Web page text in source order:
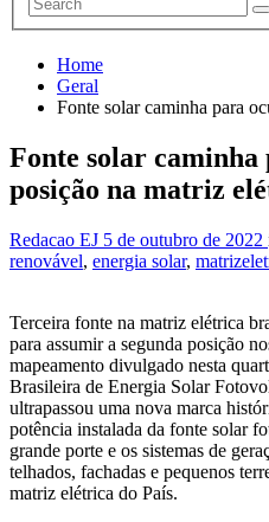
Home
Geral
Fonte solar caminha para
Fonte solar caminha
posição na matriz
Redacao EJ 5 de outubro de 2022
renovável, energia solar,
Terceira fonte na matriz elétrica
para assumir a segunda posição
mapeamento divulgado nesta
Brasileira de Energia Solar
ultrapassou uma nova marca
potência instalada da fonte solar
grande porte e os sistemas de
telhados, fachadas e pequenos
matriz elétrica do País.